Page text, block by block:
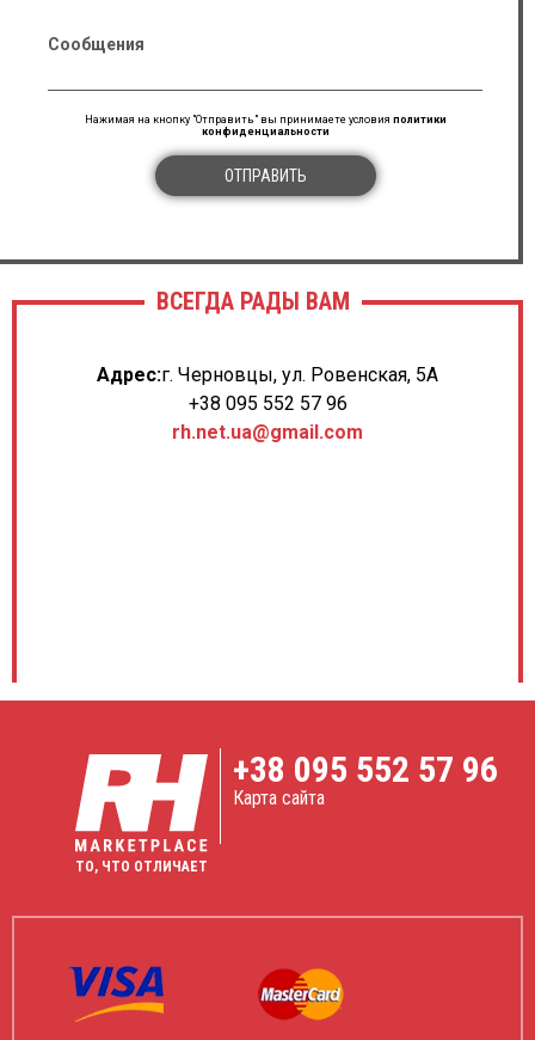
Сообщения
Нажимая на кнопку "Отправить" вы принимаете условия политики
конфиденциальности
ОТПРАВИТЬ
ВСЕГДА РАДЫ ВАМ
Адрес:г. Черновцы, ул. Ровенская, 5А
+38 095 552 57 96
rh.net.ua@gmail.com
ТО, ЧТО ОТЛИЧАЕТ
+38 095 552 57 96
Карта сайта